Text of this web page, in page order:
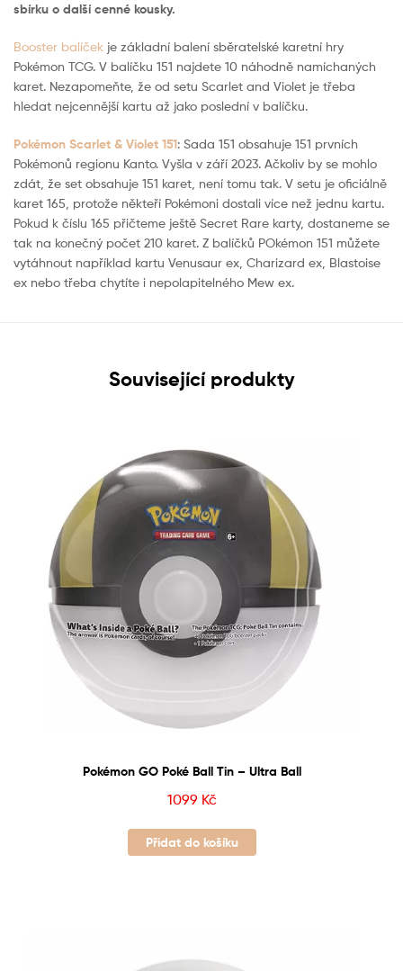
sbírku o další cenné kousky.
Booster balíček je základní balení sběratelské karetní hry
Pokémon TCG. V balíčku 151 najdete 10 náhodně namíchaných
karet. Nezapomeňte, že od setu Scarlet and Violet je třeba
hledat nejcennější kartu až jako poslední v balíčku.
Pokémon Scarlet & Violet 151: Sada 151 obsahuje 151 prvních
Pokémonů regionu Kanto. Vyšla v září 2023. Ačkoliv by se mohlo
zdát, že set obsahuje 151 karet, není tomu tak. V setu je oficiálně
karet 165, protože někteří Pokémoni dostali více než jednu kartu.
Pokud k číslu 165 přičteme ještě Secret Rare karty, dostaneme se
tak na konečný počet 210 karet. Z balíčků POkémon 151 můžete
vytáhnout například kartu Venusaur ex, Charizard ex, Blastoise
ex nebo třeba chytíte i nepolapitelného Mew ex.
Související produkty
Pokémon GO Poké Ball Tin – Ultra Ball
1099 Kč
Přidat do košíku